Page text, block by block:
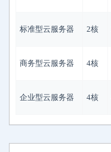
标准型云服务器 2核
商务型云服务器 4核
企业型云服务器 4核